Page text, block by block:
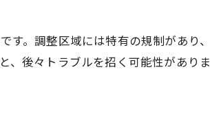
。調整区域には特有の規制があり
後々トラブルを招く可能性があり